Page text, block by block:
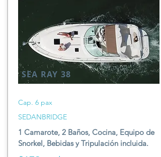
SEA RAY 38
Cap. 6 pax
SEDANBRIDGE
1 Camarote, 2 Baños,Cocina, Equipo de
Snorkel, Bebidas y Tripulación incluida.